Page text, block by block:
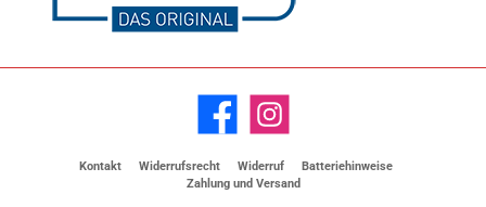
Facebook Instagram
Kontakt Widerrufsrecht Widerruf
Batteriehinweise
Zahlung und Versand